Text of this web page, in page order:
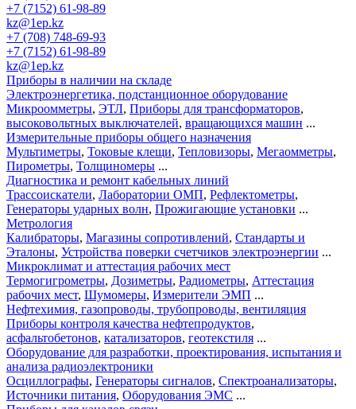
+7 (7152) 61-98-89
kz@1ep.kz
+7 (708) 748-69-93
+7 (7152) 61-98-89
kz@1ep.kz
Приборы в наличии на складе
Электроэнергетика, подстанционное оборудование
Микроомметры, ЭТЛ, Приборы для трансформаторов,
высоковольтных выключателей, вращающихся машин ...
Измерительные приборы общего назначения
Мультиметры, Токовые клещи, Тепловизоры, Мегаомметры,
Пирометры, Толщиномеры ...
Диагностика и ремонт кабельных линий
Трассоискатели, Лаборатории ОМП, Рефлектометры,
Генераторы ударных волн, Прожигающие установки ...
Метрология
Калибраторы, Магазины сопротивлений, Стандарты и
Эталоны, Устройства поверки счетчиков электроэнергии ...
Микроклимат и аттестация рабочих мест
Термогигрометры, Дозиметры, Радиометры, Аттестация
рабочих мест, Шумомеры, Измерители ЭМП ...
Нефтехимия, газопроводы, трубопроводы, вентиляция
Приборы контроля качества нефтепродуктов,
асфальтобетонов, катализаторов, геотекстиля ...
Оборудование для разработки, проектирования, испытания и
анализа радиоэлектроники
Осциллографы, Генераторы сигналов, Спектроанализаторы,
Источники питания, Оборудования ЭМС ...